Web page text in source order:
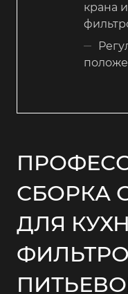
крана
СБОРКА
ДЛЯ